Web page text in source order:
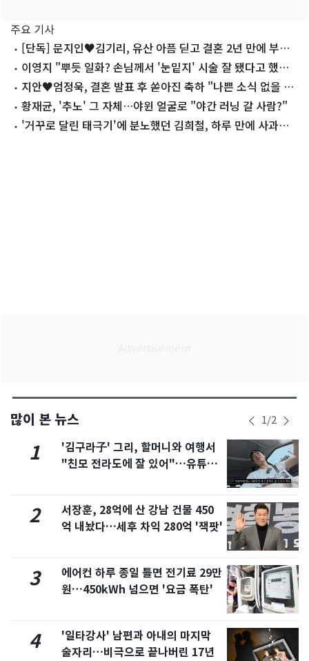
주요 기사
[단독] 문지인♥김기리, 유산 아픔 딛고 결혼 2년 만에 부모
됐다…7일 득남
이영지 "뿌듯 일화? 손님께서 '눈밑지' 시술 잘 됐다고 했을
때"지안♥엄정욱, 결혼 발표 후 쏟아진 축하 "나쁜 소식 없을 예
정"황재균, '추노' 그 자체…야윈 얼굴로 "야간 러닝 갈 사람?"
'거꾸로 달린 태극기'에 분노했던 김희철, 하루 만에 사과…
많이 본 뉴스 1/2
1
'김구라子' 그리, 할머니와 여행서
"친모 전라도에 잘 있어"…유튜브
2
서장훈, 28억에 산 강남 건물 450
억 내놨다…세후 차익 280억 '잭팟'
3
에어컨 하루 종일 틀면 전기료 29만
원…450kWh 넘으면 '요금 폭탄'
4
'일타강사' 남편과 아내의 마지막
술자리…비극으로 끝나버린 17년